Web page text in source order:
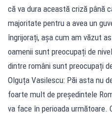
că va dura această criză până
majoritate pentru a avea un
îngrijorați, așa cum am văzut
oamenii sunt preocupați de
dintre români sunt preocupați
Olguța Vasilescu: Păi asta nu
foarte mult de președintele
va face în perioada următoare.